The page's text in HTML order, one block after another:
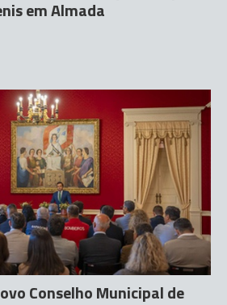
em Almada
Conselho Municipal de